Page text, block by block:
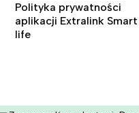
Polityka prywatności
aplikacji Extralink Smart
life